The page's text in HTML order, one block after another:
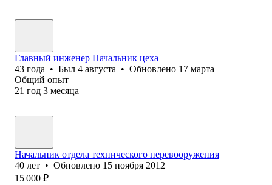
Главный инженер Начальник цеха
43 года • Был 4 августа • Обновлено 17 марта
Общий опыт
21 год 3 месяца
Начальник отдела технического перевооружения
40 лет • Обновлено 15 ноября 2012
15 000 ₽